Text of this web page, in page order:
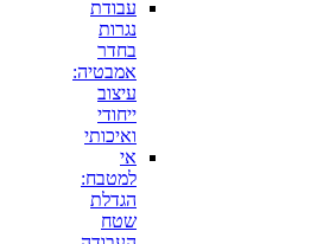
עבודת
נגרות
בחדר
אמבטיה:
עיצוב
ייחודי
ואיכותי
אי
למטבח:
הגדלת
שטח